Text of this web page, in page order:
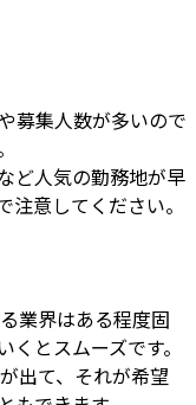
募集人数が多いので
ど人気の勤務地が早
意してください。
業界はある程度固
とスムーズです。
出て、それが希望